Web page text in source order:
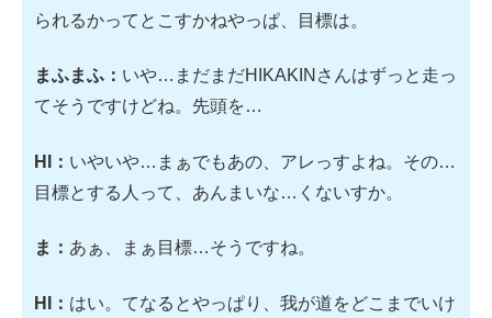
られるかってとこすかねやっぱ、目標は。
まふまふ： いや…まだまだHIKAKINさんはずっと走っ
てそうですけどね。先頭を…
HI： いやいや…まぁでもあの、アレっすよね。その…
目標とする人って、あんまいな…くないすか。
ま： あぁ、まぁ目標…そうですね。
HI： はい。てなるとやっぱり、我が道をどこまでいけ